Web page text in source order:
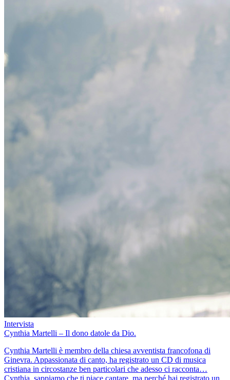
Intervista
Cynthia Martelli – Il dono datole da Dio.
Cynthia Martelli è membro della chiesa avventista francofona di
Ginevra. Appassionata di canto, ha registrato un CD di musica
cristiana in circostanze ben particolari che adesso ci racconta…
Cynthia, sappiamo che ti piace cantare, ma perché hai registrato un